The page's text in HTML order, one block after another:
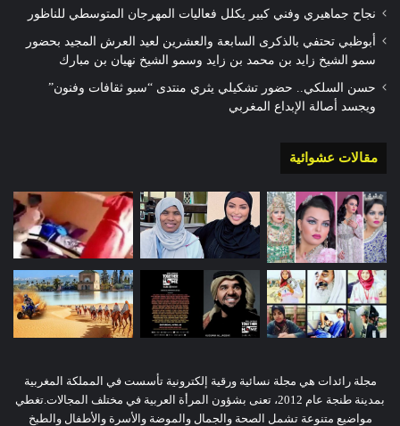
نجاح جماهيري وفني كبير يكلل فعاليات المهرجان المتوسطي للناظور
أبوظبي تحتفي بالذكرى السابعة والعشرين لعيد العرش المجيد بحضور
سمو الشيخ زايد بن محمد بن زايد وسمو الشيخ نهيان بن مبارك
حسن السلكي.. حضور تشكيلي يثري منتدى “سبو ثقافات وفنون”
ويجسد أصالة الإبداع المغربي
مقالات عشوائية
مجلة رائدات هي مجلة نسائية ورقية إلكترونية تأسست في المملكة المغربية
بمدينة طنجة عام 2012، تعنى بشؤون المرأة العربية في مختلف المجالات.تغطي
مواضيع متنوعة تشمل الصحة والجمال والموضة والأسرة والأطفال والطبخ